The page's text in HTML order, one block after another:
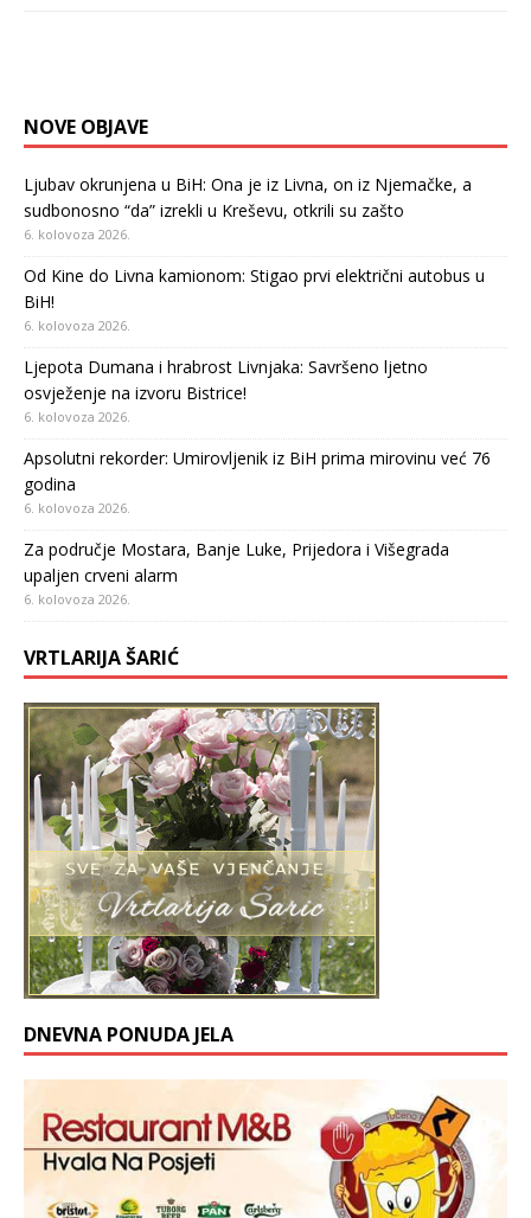
NOVE OBJAVE
Ljubav okrunjena u BiH: Ona je iz Livna, on iz Njemačke, a
sudbonosno “da” izrekli u Kreševu, otkrili su zašto
6. kolovoza 2026.
Od Kine do Livna kamionom: Stigao prvi električni autobus u
BiH!
6. kolovoza 2026.
Ljepota Dumana i hrabrost Livnjaka: Savršeno ljetno
osvježenje na izvoru Bistrice!
6. kolovoza 2026.
Apsolutni rekorder: Umirovljenik iz BiH prima mirovinu već 76
godina
6. kolovoza 2026.
Za područje Mostara, Banje Luke, Prijedora i Višegrada
upaljen crveni alarm
6. kolovoza 2026.
VRTLARIJA ŠARIĆ
DNEVNA PONUDA JELA